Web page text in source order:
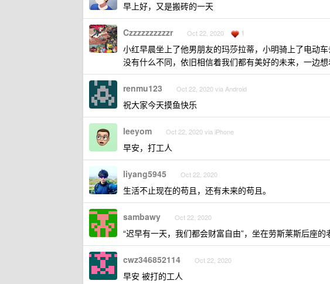
早上好，又是搬砖的一天
Czzzzzzzzzzr Oct 22, 2020 1
小红早晨坐上了他男朋友的玛莎拉蒂，小明骑上了电动
没有什么不同，依旧相信着我们都有美好的未来，一边
renmu123 Oct 22, 2020 via Android
祝大家今天摸鱼快乐
leeyom Oct 22, 2020 via iPhone
早安，打工人
liyang5945 Oct 22, 2020
生活不止现在的苟且，还有未来的苟且。
sambawy Oct 22, 2020
“迟早有一天，我们都会财富自由”，坐在劳斯莱斯后座
cwz346852114 Oct 22, 2020
早安 被打的工人